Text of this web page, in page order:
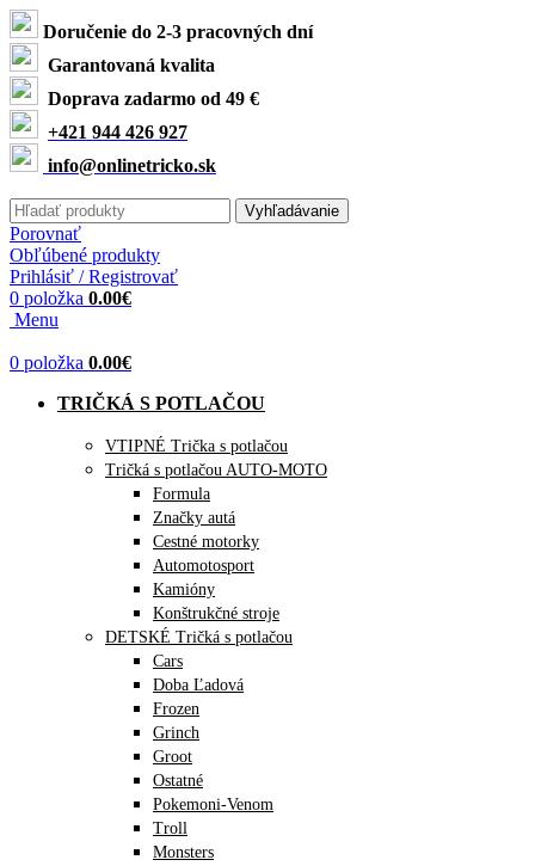
Doručenie do 2-3 pracovných dní
Garantovaná kvalita
Doprava zadarmo od 49 €
+421 944 426 927
info@onlinetricko.sk
Vyhľadávanie
Porovnať
Obľúbené produkty
Prihlásiť / Registrovať
0 položka 0.00€
Menu
0 položka 0.00€
TRIČKÁ S POTLAČOU
VTIPNÉ Trička s potlačou
Tričká s potlačou AUTO-MOTO
Formula
Značky autá
Cestné motorky
Automotosport
Kamióny
Konštrukčné stroje
DETSKÉ Tričká s potlačou
Cars
Doba Ľadová
Frozen
Grinch
Groot
Ostatné
Pokemoni-Venom
Troll
Monsters